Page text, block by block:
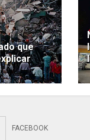
que
FACEBOOK